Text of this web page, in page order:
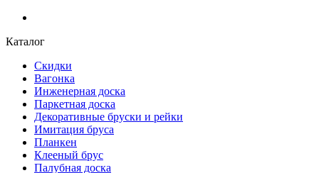
Каталог
Скидки
Вагонка
Инженерная доска
Паркетная доска
Декоративные бруски и рейки
Имитация бруса
Планкен
Клееный брус
Палубная доска